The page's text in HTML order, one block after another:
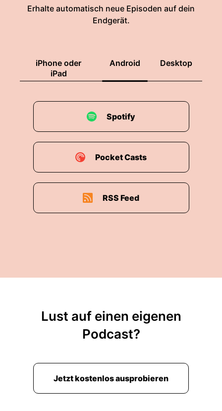
Erhalte automatisch neue Episoden auf dein
Endgerät.
iPhone oder
iPad
Android Desktop
Spotify
Pocket Casts
RSS Feed
Lust auf einen eigenen
Podcast?
Jetzt kostenlos ausprobieren